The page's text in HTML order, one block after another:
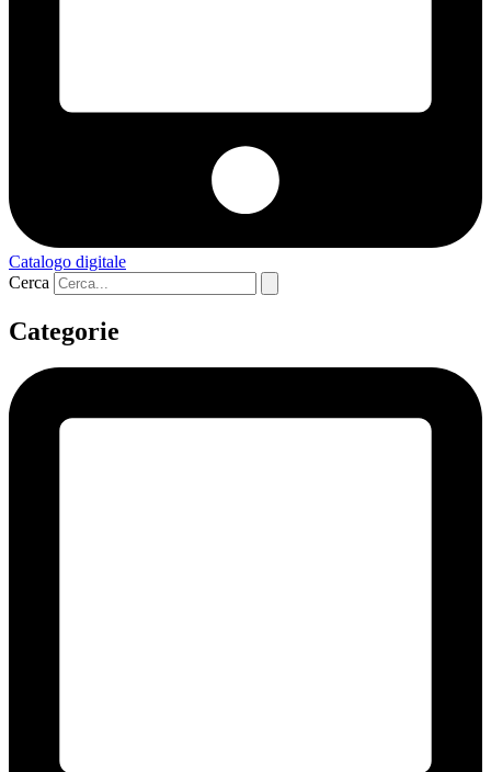
Catalogo digitale
Cerca
Categorie